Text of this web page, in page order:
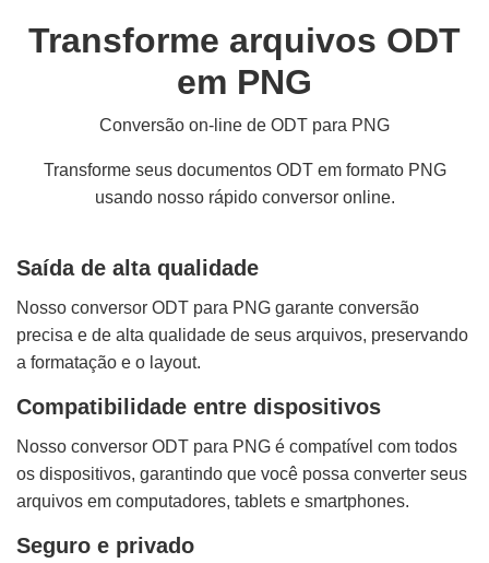
Transforme arquivos ODT
em PNG
Conversão on-line de ODT para PNG
Transforme seus documentos ODT em formato PNG
usando nosso rápido conversor online.
Saída de alta qualidade
Nosso conversor ODT para PNG garante conversão
precisa e de alta qualidade de seus arquivos, preservando
a formatação e o layout.
Compatibilidade entre dispositivos
Nosso conversor ODT para PNG é compatível com todos
os dispositivos, garantindo que você possa converter seus
arquivos em computadores, tablets e smartphones.
Seguro e privado